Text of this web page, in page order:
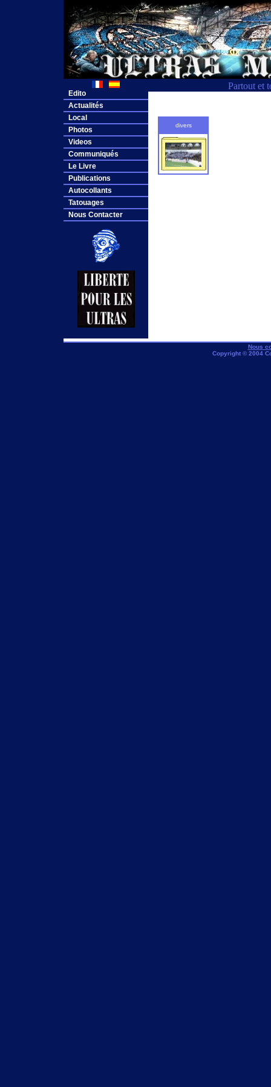
Partout et
Edito
Actualités
Local
Photos
Videos
Communiqués
Le Livre
Publications
Autocollants
Tatouages
Nous Contacter
divers
Nous
Copyright © 2004